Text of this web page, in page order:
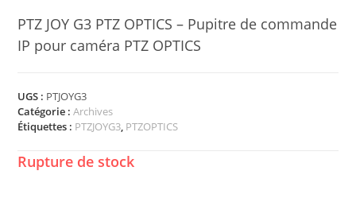
PTZ JOY G3 PTZ OPTICS – Pupitre de commande
IP pour caméra PTZ OPTICS
UGS : PTJOYG3
Catégorie :Archives
Étiquettes : PTZJOYG3, PTZOPTICS
Rupture de stock